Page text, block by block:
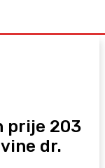
prije 203
dr.